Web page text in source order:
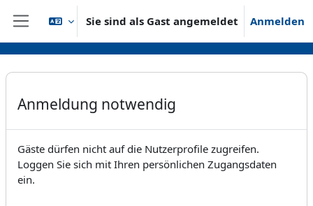
Zum Hauptinhalt
Website-Übersicht
Sie sind als Gast angemeldet Anmelden
Anmeldung notwendig
Gäste dürfen nicht auf die Nutzerprofile zugreifen.
Loggen Sie sich mit Ihren persönlichen Zugangsdaten
ein.